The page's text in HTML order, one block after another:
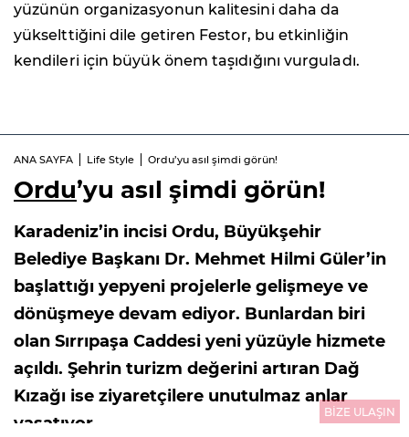
yüzünün organizasyonun kalitesini daha da
yükselttiğini dile getiren Festor, bu etkinliğin
kendileri için büyük önem taşıdığını vurguladı.
ANA SAYFA Life Style Ordu’yu asıl şimdi görün!
Ordu’yu asıl şimdi görün!
Karadeniz’in incisi Ordu, Büyükşehir
Belediye Başkanı Dr. Mehmet Hilmi Güler’in
başlattığı yepyeni projelerle gelişmeye ve
dönüşmeye devam ediyor. Bunlardan biri
olan Sırrıpaşa Caddesi yeni yüzüyle hizmete
açıldı. Şehrin turizm değerini artıran Dağ
Kızağı ise ziyaretçilere unutulmaz anlar
yaşatıyor…
BİZE ULAŞIN